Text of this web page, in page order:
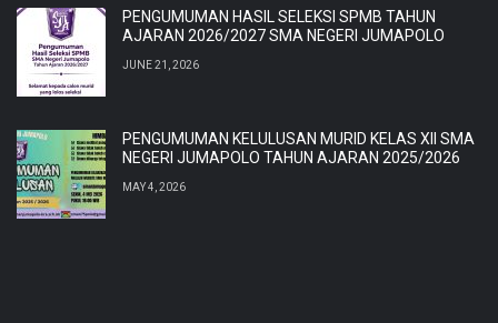
PENGUMUMAN HASIL SELEKSI SPMB TAHUN
AJARAN 2026/2027 SMA NEGERI JUMAPOLO
JUNE 21, 2026
PENGUMUMAN KELULUSAN MURID KELAS XII SMA
NEGERI JUMAPOLO TAHUN AJARAN 2025/2026
MAY 4, 2026